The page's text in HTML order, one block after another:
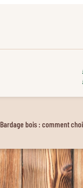
Bardage bois : comment